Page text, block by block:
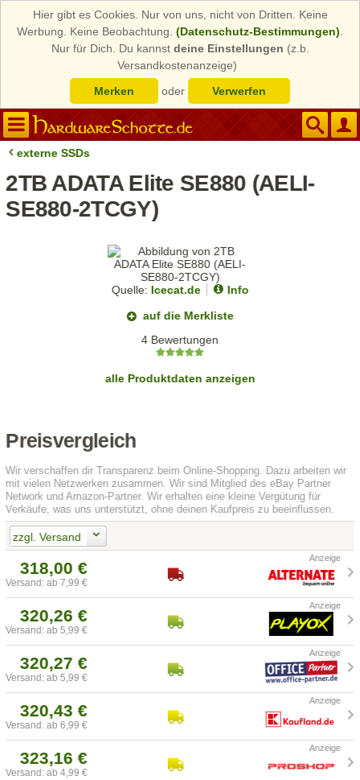
Hier gibt es Cookies. Nur von uns, nicht von Dritten. Keine
Werbung. Keine Beobachtung. (Datenschutz-Bestimmungen)
Nur für Dich. Du kannst deine Einstellungen (z.b.
Versandkostenanzeige)
Merken
oder Verwerfen
externe SSDs
2TB ADATA Elite SE880 (AELI-
SE880-2TCGY)
Quelle: Icecat.de
Info
auf die Merkliste
4 Bewertungen
alle Produktdaten anzeigen
Preisvergleich
Wir verschaffen dir Transparenz beim Online-Shopping. Dazu arbeiten wir
mit vielen Netzwerken zusammen. Wir sind Mitglied des eBay Partner
Network und Amazon-Partner. Wir erhalten eine kleine Vergütung für
Verkäufe, was uns unterstützt, ohne deinen Kaufpreis zu beeinflussen.
zzgl. Versand
318,00 €
Versand: ab 7,99 €
320,26 €
Versand: ab 5,99 €
320,27 €
Versand: ab 5,99 €
320,43 €
Versand: ab 6,99 €
323,16 €
Versand: ab 4,99 €